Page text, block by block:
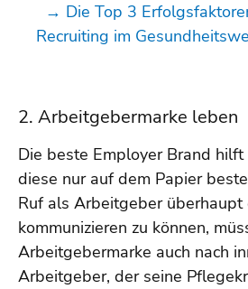
→ Die Top 3
Recruiting im
2. Arbeitgebermarke leben
Die beste Employer Brand
diese nur auf dem Papier
Ruf als Arbeitgeber überhaupt
kommunizieren zu können,
Arbeitgebermarke auch nach
Arbeitgeber, der seine